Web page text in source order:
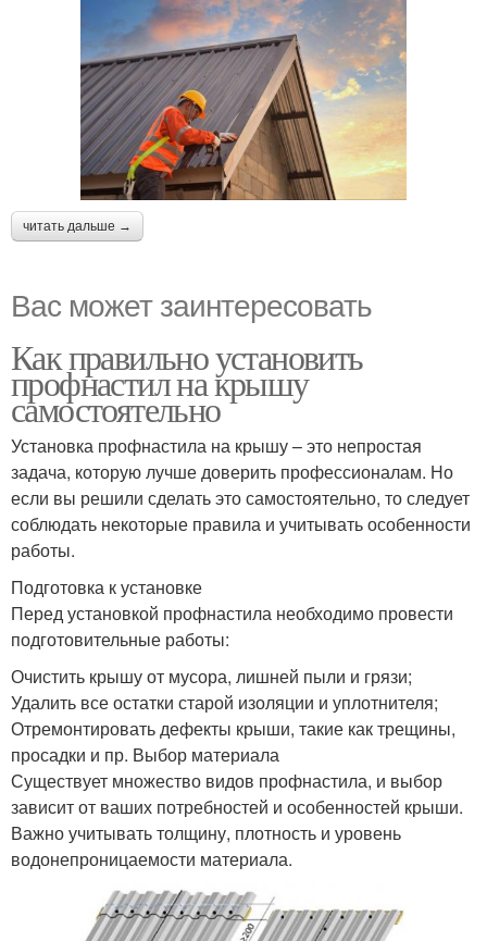
читать дальше →
Вас может заинтересовать
Как правильно установить
профнастил на крышу
самостоятельно
Установка профнастила на крышу – это непростая
задача, которую лучше доверить профессионалам. Но
если вы решили сделать это самостоятельно, то следует
соблюдать некоторые правила и учитывать особенности
работы.
Подготовка к установке
Перед установкой профнастила необходимо провести
подготовительные работы:
Очистить крышу от мусора, лишней пыли и грязи;
Удалить все остатки старой изоляции и уплотнителя;
Отремонтировать дефекты крыши, такие как трещины,
просадки и пр. Выбор материала
Существует множество видов профнастила, и выбор
зависит от ваших потребностей и особенностей крыши.
Важно учитывать толщину, плотность и уровень
водонепроницаемости материала.